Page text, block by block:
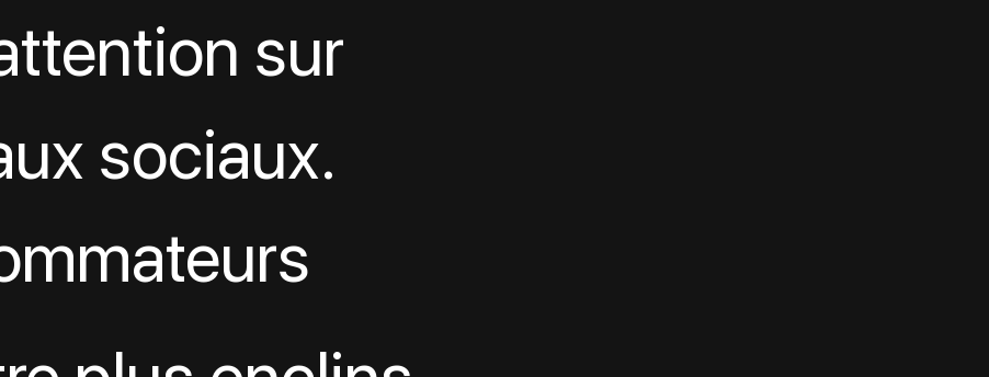
sur
sociaux.